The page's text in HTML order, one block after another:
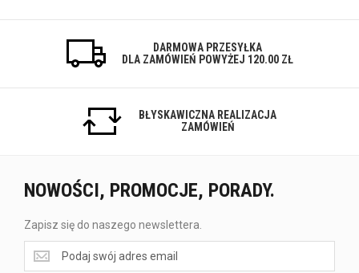
DARMOWA PRZESYŁKA
DLA ZAMÓWIEŃ POWYŻEJ 120.00 ZŁ
BŁYSKAWICZNA REALIZACJA
ZAMÓWIEŃ
NOWOŚCI, PROMOCJE, PORADY.
Zapisz się do naszego newslettera.
Zapisz
się